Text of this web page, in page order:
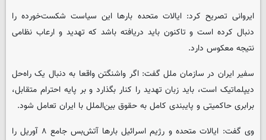
ایروانی تصریح کرد: ایالات متحده بارها این سیاست شکست‌خورده را
دنبال کرده است و تاکنون باید دریافته باشد که تهدید و ارعاب نظامی
نتیجه معکوس دارد.
سفیر ایران در سازمان ملل گفت: اگر واشنگتن واقعا به دنبال یک راه‌حل
دیپلماتیک است، باید زبان تهدید را کنار بگذارد و بر پایه احترام متقابل،
برابری حاکمیتی و پایبندی کامل به حقوق بین‌الملل با ایران تعامل شود.
وی گفت: ایالات متحده و رژیم اسرائیل بارها آتش‌بس جامع ۸ آوریل را